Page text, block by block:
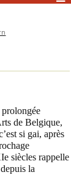
prolongée
de Belgique,
si gai, après
siècles rappelle
depuis la